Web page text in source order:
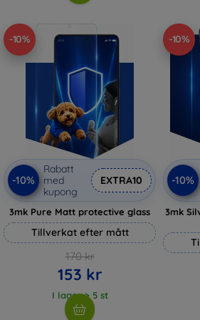
-10%
-10%
Rabatt
med
kupong
EXTRA10
3mk Pure Matt protective glass
Tillverkat efter mått
170 kr
153 kr
I lager > 5 st
-10%
-10%
3mk